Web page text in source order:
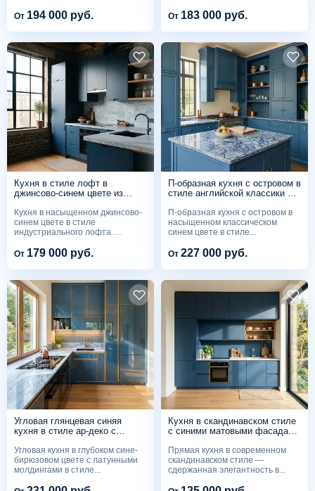
От 194 000 руб. От 183 000 руб.
Кухня в стиле лофт в
джинсово-синем цвете из
голубого кварцита
Кухня в насыщенном джинсово-
синем цвете в стиле
индустриального лофта.
От 179 000 руб.
П-образная кухня с островом в
стиле английской классики в
из синего кварцита
П-образная кухня с островом в
насыщенном классическом
синем цвете в стиле...
От 227 000 руб.
Угловая глянцевая синяя
кухня в стиле ар-деко с
мраморной столешницей
Угловая кухня в глубоком сине-
бирюзовом цвете с латунными
молдингами в стиле...
Кухня в скандинавском стиле
с синими матовыми фасадами
Прямая кухня в современном
скандинавском стиле —
сдержанная элегантность в...